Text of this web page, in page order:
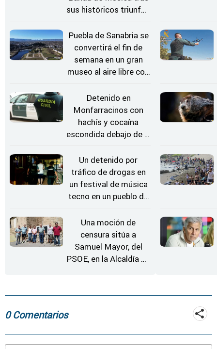
sus históricos triunfos
Puebla de Sanabria se
convertirá el fin de
semana en un gran
museo al aire libre con
Detenido en
Monfarracinos con
hachís y cocaína
escondida debajo de la
coche
Un detenido por
tráfico de drogas en
un festival de música
tecno en un pueblo de
Una moción de
censura sitúa a
Samuel Mayor, del
PSOE, en la Alcaldía de
0 Comentarios